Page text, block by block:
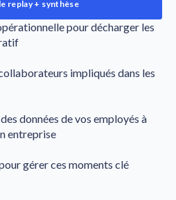
replay + synthèse
pour décharger les
impliqués dans les
données de vos employés à
entreprise
gérer ces moments clé